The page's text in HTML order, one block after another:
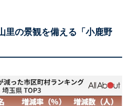
里の景観を備える「小鹿野